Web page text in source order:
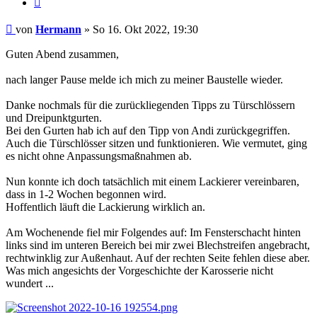
von Hermann » So 16. Okt 2022, 19:30
Guten Abend zusammen,
nach langer Pause melde ich mich zu meiner Baustelle wieder.
Danke nochmals für die zurückliegenden Tipps zu Türschlössern
und Dreipunktgurten.
Bei den Gurten hab ich auf den Tipp von Andi zurückgegriffen.
Auch die Türschlösser sitzen und funktionieren. Wie vermutet, ging
es nicht ohne Anpassungsmaßnahmen ab.
Nun konnte ich doch tatsächlich mit einem Lackierer vereinbaren,
dass in 1-2 Wochen begonnen wird.
Hoffentlich läuft die Lackierung wirklich an.
Am Wochenende fiel mir Folgendes auf: Im Fensterschacht hinten
links sind im unteren Bereich bei mir zwei Blechstreifen angebracht,
rechtwinklig zur Außenhaut. Auf der rechten Seite fehlen diese aber.
Was mich angesichts der Vorgeschichte der Karosserie nicht
wundert ...